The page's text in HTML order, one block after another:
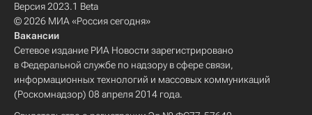
Версия 2023.1 Beta
© 2026 МИА «Россия сегодня»
Вакансии
Сетевое издание РИА Новости зарегистрировано
в Федеральной службе по надзору в сфере связи,
информационных технологий и массовых коммуникаций
(Роскомнадзор) 08 апреля 2014 года.